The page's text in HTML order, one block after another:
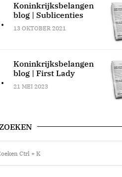
Koninkrijksbelangen
blog | Sublicenties
13 OKTOBER 2021
Koninkrijksbelangen
blog | First Lady
21 MEI 2023